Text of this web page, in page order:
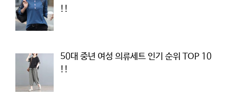
!!
50대 중년 여성 의류세트 인기 순위 TOP 10
!!